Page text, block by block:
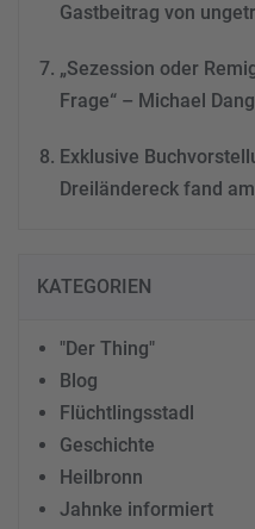
Gastbeitrag von
„Sezession oder
Frage“ – Michael
Exklusive
Dreiländereck fand
KATEGORIEN
"Der Thing"
Blog
Flüchtlingsstadl
Geschichte
Heilbronn
Jahnke informiert